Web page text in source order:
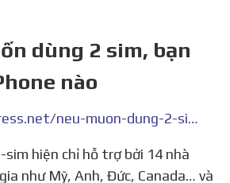
tử đặc biệt có khả năng kết nối
5 · 2 đánh giá · iPhone nào có